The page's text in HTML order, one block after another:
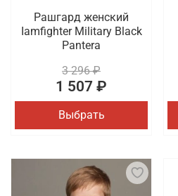
Рашгард женский
Iamfighter Military Black
Pantera
3 296 ₽
1 507 ₽
Выбрать